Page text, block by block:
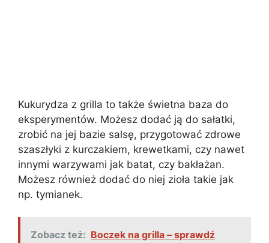
Kukurydza z grilla to także świetna baza do
eksperymentów. Możesz dodać ją do sałatki,
zrobić na jej bazie salsę, przygotować zdrowe
szaszłyki z kurczakiem, krewetkami, czy nawet
innymi warzywami jak batat, czy bakłażan.
Możesz również dodać do niej zioła takie jak
np. tymianek.
Zobacz też: Boczek na grilla – sprawdź